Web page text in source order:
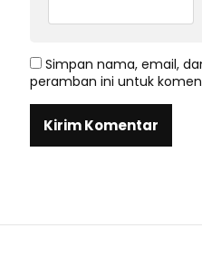
Simpan nama, email,
peramban ini untuk